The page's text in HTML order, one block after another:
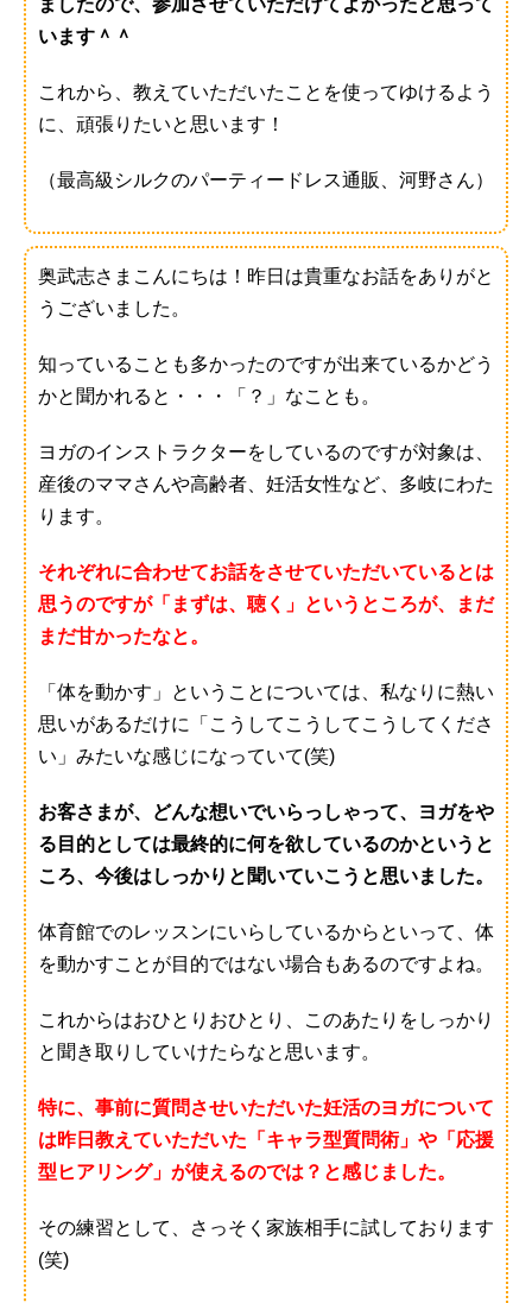
います＾＾
これから、教えていただいたことを使ってゆけるよう
に、頑張りたいと思います！
（最高級シルクのパーティードレス通販、河野さん）
奥武志さまこんにちは！ 昨日は貴重なお話をありがと
うございました。
知っていることも多かったのですが出来ているかどう
かと聞かれると・・・「？」なことも。
ヨガのインストラクターをしているのですが対象は、
産後のママさんや高齢者、妊活女性など、多岐にわた
ります。
それぞれに合わせてお話をさせていただいているとは
思うのですが「まずは、聴く」というところが、まだ
まだ甘かったなと。
「体を動かす」ということについては、私なりに熱い
思いがあるだけに「こうしてこうしてこうしてくださ
い」みたいな感じになっていて(笑)
お客さまが、どんな想いでいらっしゃって、ヨガをや
る目的としては最終的に何を欲しているのかというと
ころ、今後はしっかりと聞いていこうと思いました。
体育館でのレッスンにいらしているからといって、体
を動かすことが目的ではない場合もあるのですよね。
これからはおひとりおひとり、このあたりをしっかり
と聞き取りしていけたらなと思います。
特に、事前に質問させいただいた妊活のヨガについて
は昨日教えていただいた「キャラ型質問術」や「応援
型ヒアリング」が使えるのでは？と感じました。
その練習として、さっそく家族相手に試しております
(笑)